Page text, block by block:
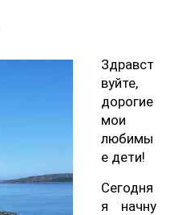
Здравст
вуйте,
дорогие
мои
любимы
е дети!
Сегодня
я начну